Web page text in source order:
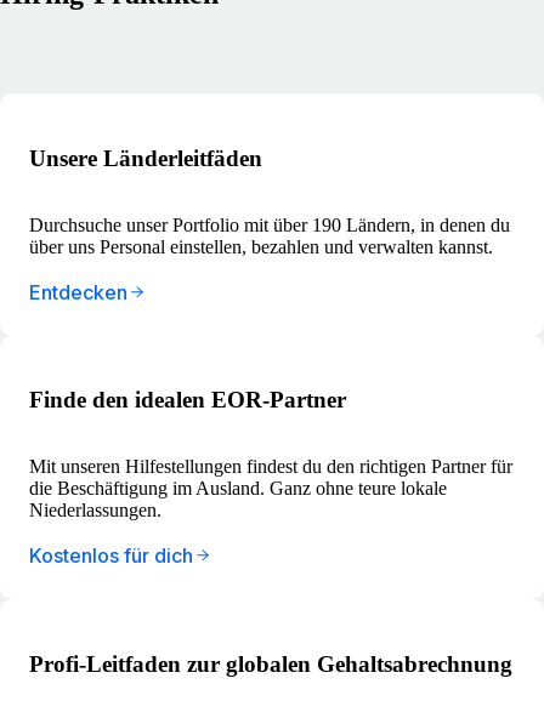
Unsere Länderleitfäden
Durchsuche unser Portfolio mit über 190 Ländern, in denen du
über uns Personal einstellen, bezahlen und verwalten kannst.
Entdecken
Finde den idealen EOR-Partner
Mit unseren Hilfestellungen findest du den richtigen Partner für
die Beschäftigung im Ausland. Ganz ohne teure lokale
Niederlassungen.
Kostenlos für dich
Profi-Leitfaden zur globalen Gehaltsabrechnung